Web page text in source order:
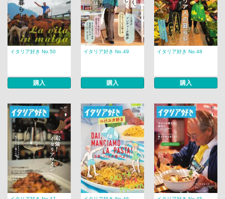
イタリア好き No.50
購入
イタリア好き No.49
購入
イタリア好き No.48
購入